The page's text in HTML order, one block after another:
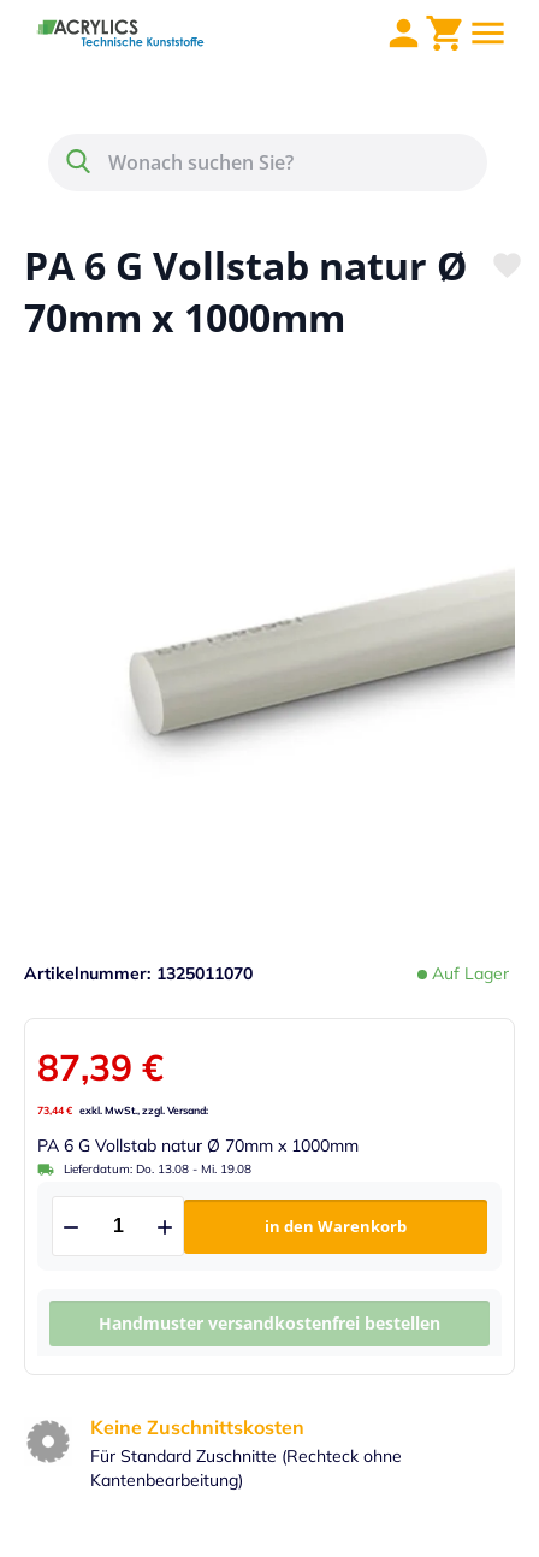
Direkt zum Inhalt
Menü
PA 6 G Vollstab natur Ø
70mm x 1000mm
Auf Lager
Artikelnummer 1325011070
in den Warenkorb
Handmuster versandkostenfrei bestellen
87,39 €
73,44 €
PA 6 G Vollstab natur Ø 70mm x 1000mm
Lieferdatum: Do. 13.08 - Mi. 19.08
Keine Zuschnittskosten
Für Standard Zuschnitte (Rechteck ohne
Kantenbearbeitung)